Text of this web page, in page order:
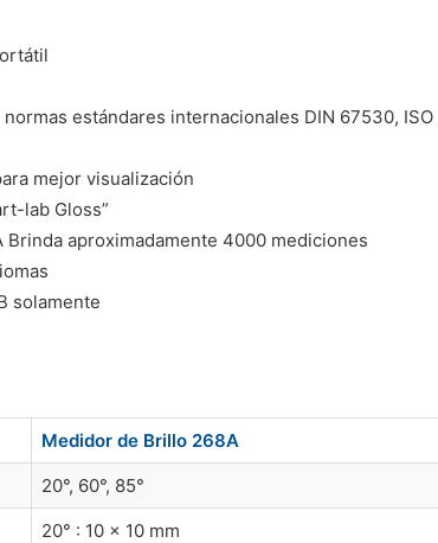
estándares internacionales DIN 67530,
mejor visualización
lab Gloss”
Brinda aproximadamente 4000 mediciones
solamente
Medidor de Brillo 268A
20°, 60°, 85°
20° : 10 × 10 mm